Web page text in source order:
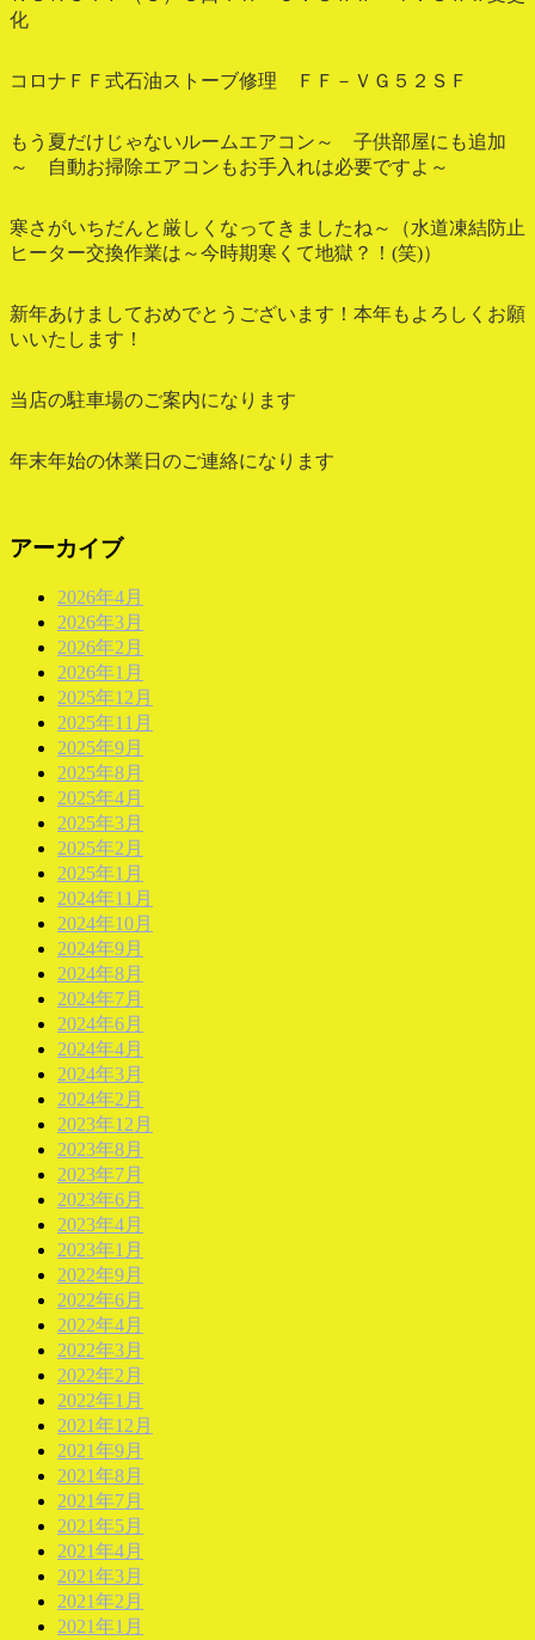
化
コロナＦＦ式石油ストーブ修理 ＦＦ－ＶＧ５２ＳＦ
もう夏だけじゃないルームエアコン～ 子供部屋にも追加
～ 自動お掃除エアコンもお手入れは必要ですよ～
寒さがいちだんと厳しくなってきましたね～（水道凍結防止
ヒーター交換作業は～今時期寒くて地獄？！(笑)）
新年あけましておめでとうございます！本年もよろしくお願
いいたします！
当店の駐車場のご案内になります
年末年始の休業日のご連絡になります
アーカイブ
2026年4月
2026年3月
2026年2月
2026年1月
2025年12月
2025年11月
2025年9月
2025年8月
2025年4月
2025年3月
2025年2月
2025年1月
2024年11月
2024年10月
2024年9月
2024年8月
2024年7月
2024年6月
2024年4月
2024年3月
2024年2月
2023年12月
2023年8月
2023年7月
2023年6月
2023年4月
2023年1月
2022年9月
2022年6月
2022年4月
2022年3月
2022年2月
2022年1月
2021年12月
2021年9月
2021年8月
2021年7月
2021年5月
2021年4月
2021年3月
2021年2月
2021年1月